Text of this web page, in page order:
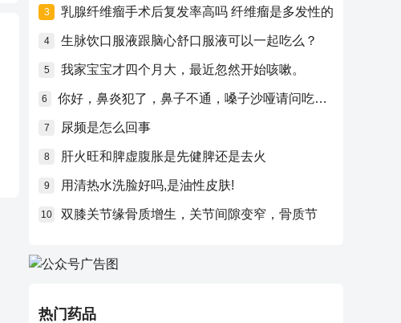
3 乳腺纤维瘤手术后复发率高吗 纤维瘤是多发性的
4 生脉饮口服液跟脑心舒口服液可以一起吃么？
5 我家宝宝才四个月大，最近忽然开始咳嗽。
6 你好，鼻炎犯了，鼻子不通，嗓子沙哑请问吃什么药比较好？
7 尿频是怎么回事
8 肝火旺和脾虚腹胀是先健脾还是去火
9 用清热水洗脸好吗,是油性皮肤!
10 双膝关节缘骨质增生，关节间隙变窄，骨质节
热门药品